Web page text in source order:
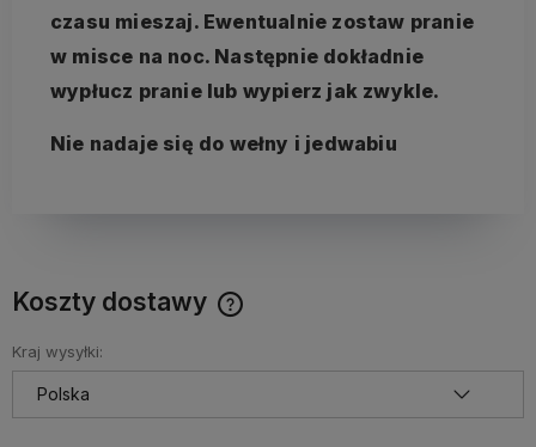
czasu mieszaj. Ewentualnie zostaw pranie
w misce na noc. Następnie dokładnie
wypłucz pranie lub wypierz jak zwykle.
Nie nadaje się do wełny i jedwabiu
Koszty dostawy
Kraj wysyłki: